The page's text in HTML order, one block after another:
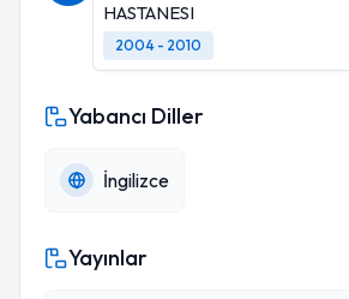
HASTANESI
2004 - 2010
Yabancı Diller
İngilizce
Yayınlar